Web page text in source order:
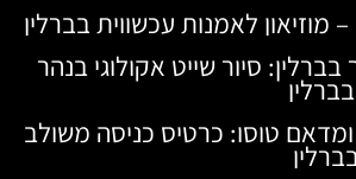
מוזיאון לאמנות עכשווית בברלין
סיור שייט אקולוגי בנהר
ומדאם טוסו: כרטיס כניסה משולב